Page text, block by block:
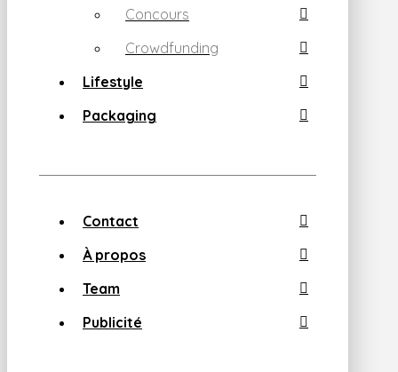
Concours
Crowdfunding
Lifestyle
Packaging
Contact
À propos
Team
Publicité